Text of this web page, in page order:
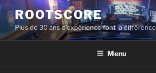
ROOTSCORE
Plus de 30 ans d'expérience font la différence
Menu